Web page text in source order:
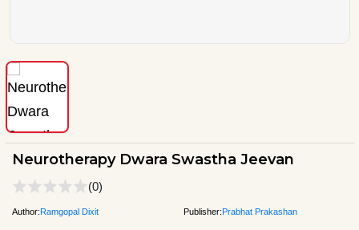
Neurotherapy Dwara Swastha Jeevan
(0)
Author:Ramgopal Dixit Publisher:Prabhat Prakashan